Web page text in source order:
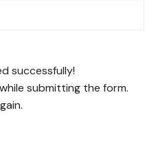
successfully!
submitting the form.